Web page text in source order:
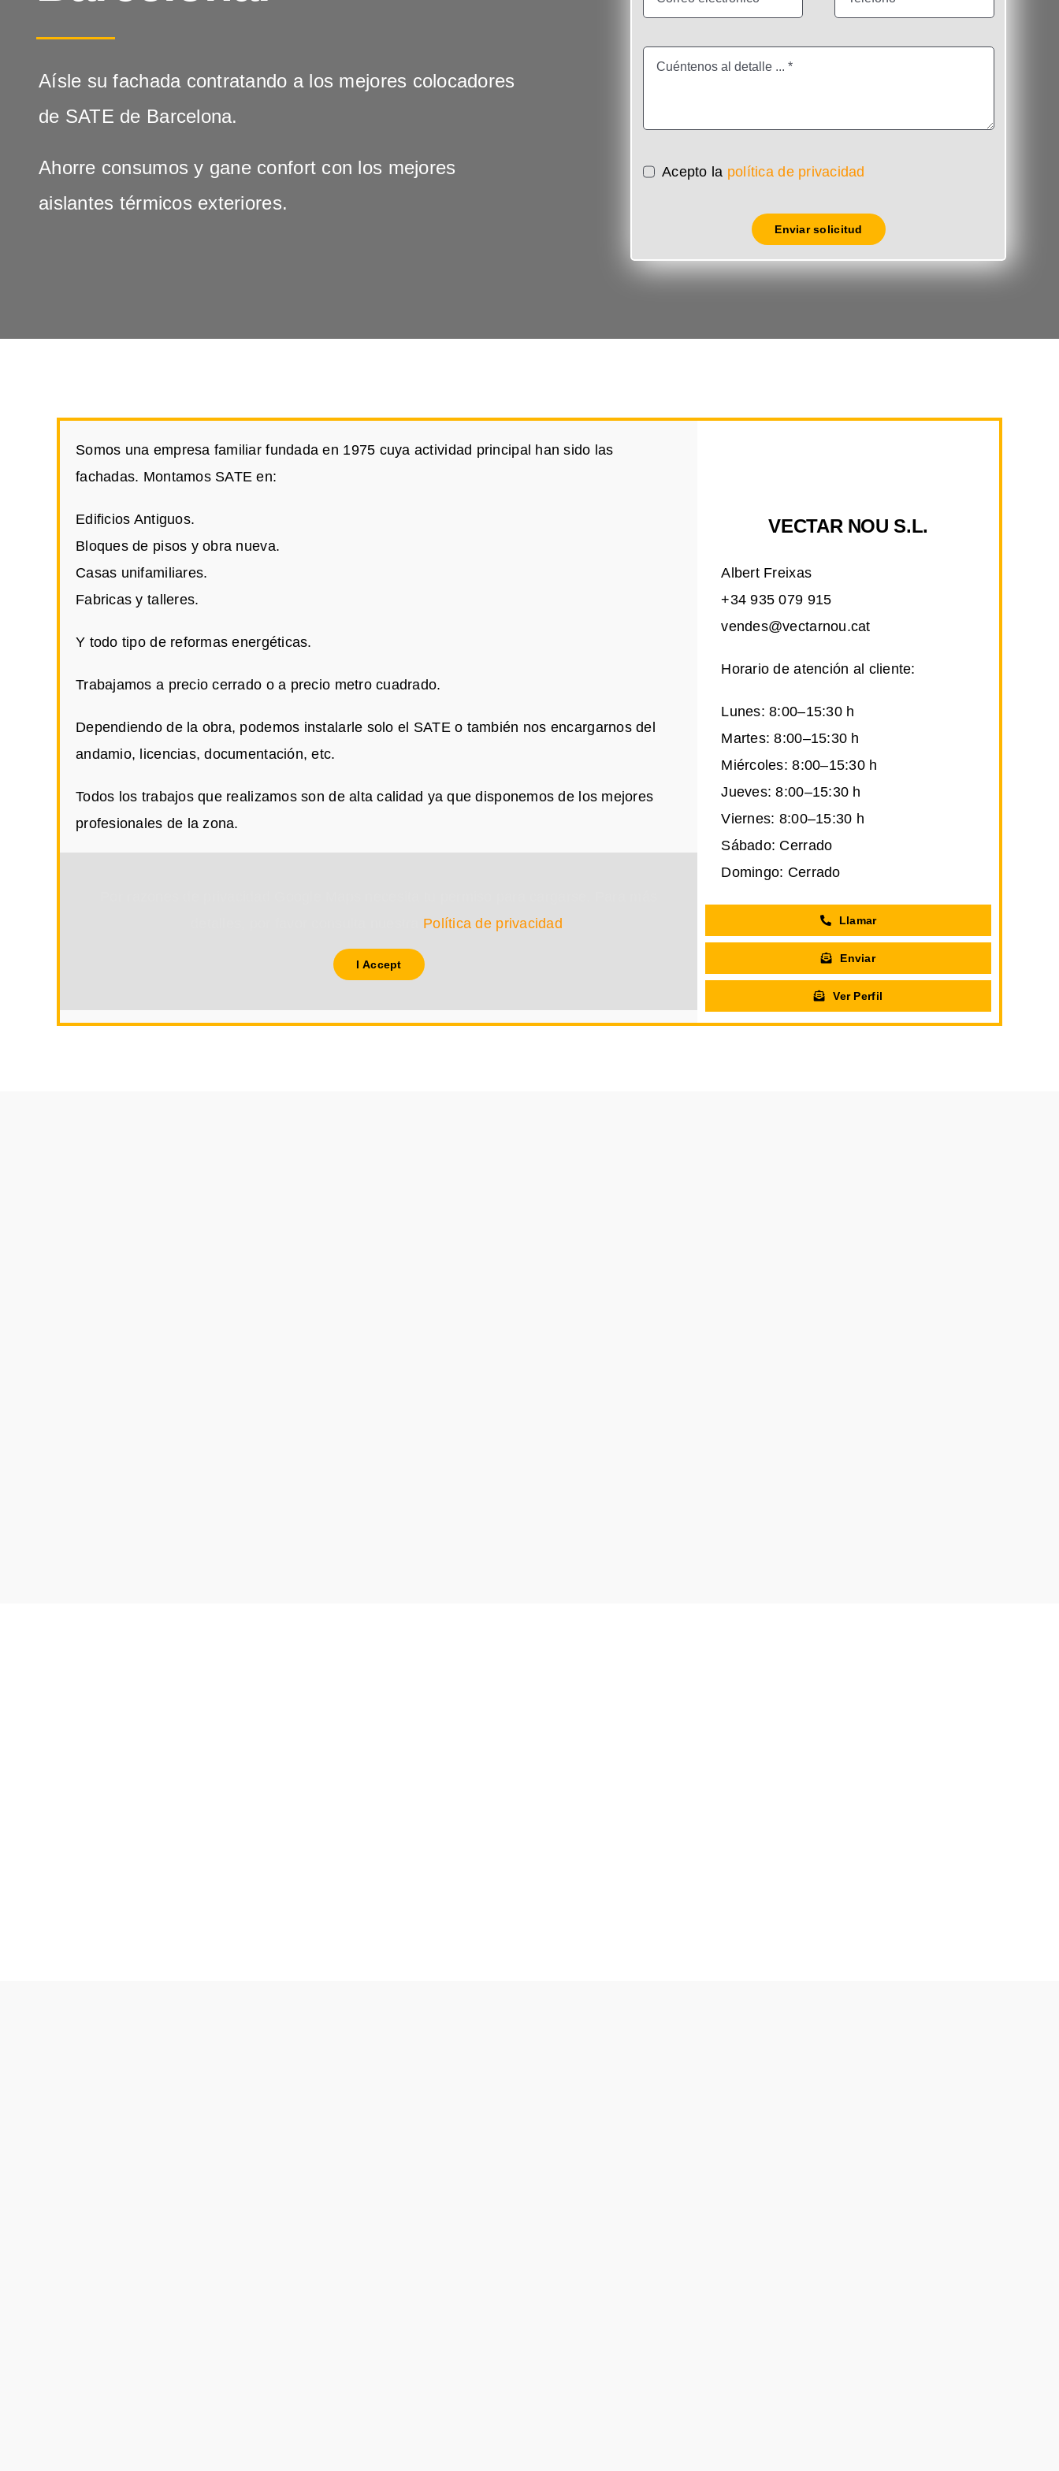
Aísle su fachada contratando a los mejores colocadores
de SATE de Barcelona.
Ahorre consumos y gane confort con los mejores
aislantes térmicos exteriores.
Acepto la política de privacidad
Enviar solicitud
Somos una empresa familiar fundada en 1975 cuya actividad principal han sido las
fachadas. Montamos SATE en:
Edificios Antiguos.
Bloques de pisos y obra nueva.
Casas unifamiliares.
Fabricas y talleres.
Y todo tipo de reformas energéticas.
Trabajamos a precio cerrado o a precio metro cuadrado.
Dependiendo de la obra, podemos instalarle solo el SATE o también nos encargarnos del
andamio, licencias, documentación, etc.
Todos los trabajos que realizamos son de alta calidad ya que disponemos de los mejores
profesionales de la zona.
Política de privacidad
I Accept
VECTAR NOU S.L.
Albert Freixas
+34 935 079 915
vendes@vectarnou.cat
Horario de atención al cliente:
Lunes: 8:00–15:30 h
Martes: 8:00–15:30 h
Miércoles: 8:00–15:30 h
Jueves: 8:00–15:30 h
Viernes: 8:00–15:30 h
Sábado: Cerrado
Domingo: Cerrado
Llamar
Enviar
Ver Perfil